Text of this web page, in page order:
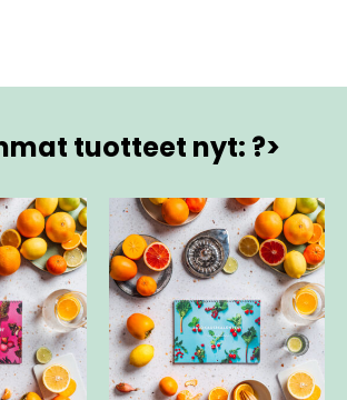
tuotteet nyt: ?>